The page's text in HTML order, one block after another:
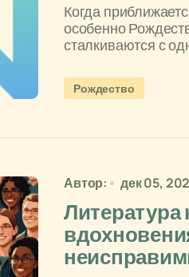
Когда
особенно
сталкиваются с
Рождество
Автор: дек 05,
Литература